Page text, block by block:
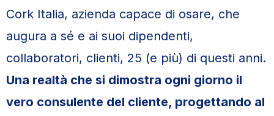
Cork Italia, azienda capace di osare, che
augura a sé e ai suoi dipendenti,
collaboratori, clienti, 25 (e più) di questi anni.
Una realtà che si dimostra ogni giorno il
vero consulente del cliente, progettando al